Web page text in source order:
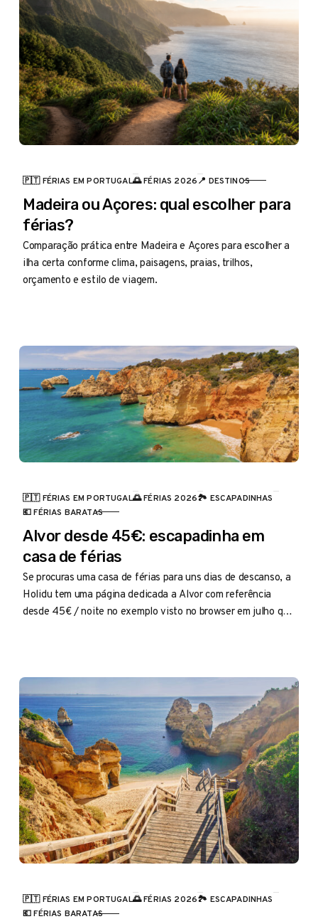
CATEGORIA
🇵🇹 FÉRIAS EM PORTUGAL🌅 FÉRIAS 2026📍 DESTINOS
Madeira ou Açores: qual escolher para
férias?
Comparação prática entre Madeira e Açores para escolher a
ilha certa conforme clima, paisagens, praias, trilhos,
orçamento e estilo de viagem.
CATEGORIA
🇵🇹 FÉRIAS EM PORTUGAL🌅 FÉRIAS 2026🏞️ ESCAPADINHAS
💶 FÉRIAS BARATAS
Alvor desde 45€: escapadinha em
casa de férias
Se procuras uma casa de férias para uns dias de descanso, a
Holidu tem uma página dedicada a Alvor com referência
desde 45€ / noite no exemplo visto no browser em julho que
CATEGORIA
🇵🇹 FÉRIAS EM PORTUGAL🌅 FÉRIAS 2026🏞️ ESCAPADINHAS
💶 FÉRIAS BARATAS